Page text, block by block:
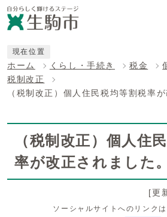
現在位置
ホーム くらし・手続き 税金
税制改正
（税制改正）個人住民税均等割税率
（税制改正）個人住
率が改正されました。
[更
ソーシャルサイトへのリンク